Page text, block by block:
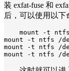
装 exfat-fuse 和
后，可以使用以下
mount -t ntfs
mount -t ntfs /
mount -t ntfs /
mount -t ntfs /